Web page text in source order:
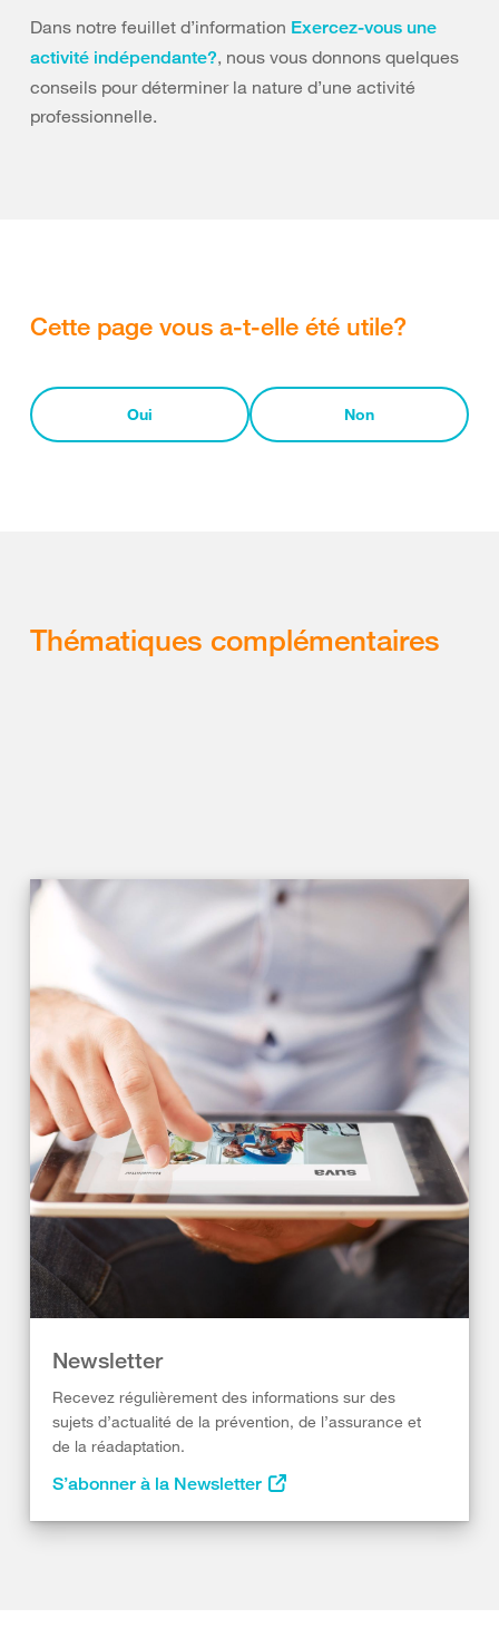
Dans notre feuillet d’information Exercez-vous une
activité indépendante?, nous vous donnons quelques
conseils pour déterminer la nature d’une activité
professionnelle.
Cette page vous a-t-elle été utile?
Oui Non
Thématiques complémentaires
Newsletter
Recevez régulièrement des informations sur des
sujets d’actualité de la prévention, de l’assurance et
de la réadaptation.
S’abonner à la Newsletter